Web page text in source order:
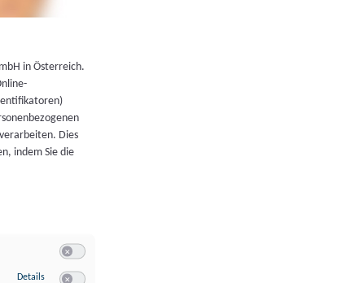
in Österreich.
Dies
indem Sie die
Details zu Speichern von oder Zugriff auf Informationen auf einem Endgerät